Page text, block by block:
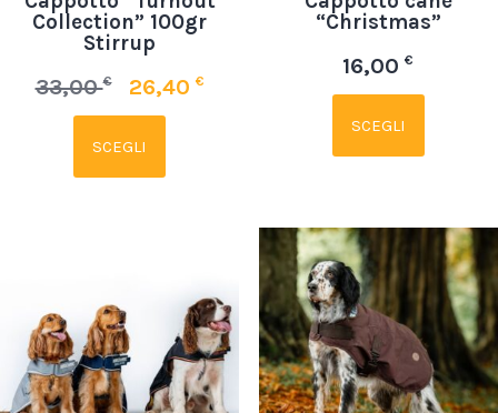
Collection” 100gr
Stirrup
33,00€ 26,40 €
SCEGLI
“Christmas”
16,00€
SCEGLI